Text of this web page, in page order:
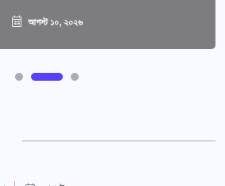
আগস্ট ১০, ২০২৬